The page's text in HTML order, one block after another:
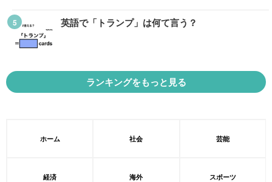
英語で「トランプ」は何て言う？
ランキングをもっと見る
ホーム 社会 芸能
経済 海外 スポーツ